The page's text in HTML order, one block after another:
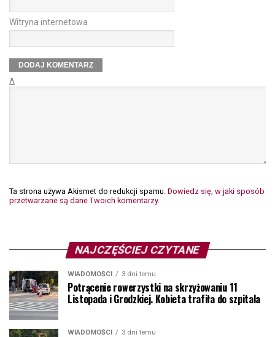
Witryna internetowa
Δ
Ta strona używa Akismet do redukcji spamu. Dowiedz się, w jaki sposób
przetwarzane są dane Twoich komentarzy.
NAJCZĘŚCIEJ CZYTANE
WIADOMOŚCI 3 dni temu
Potrącenie rowerzystki na skrzyżowaniu 11
Listopada i Grodzkiej. Kobieta trafiła do szpitala
WIADOMOŚCI 3 dni temu